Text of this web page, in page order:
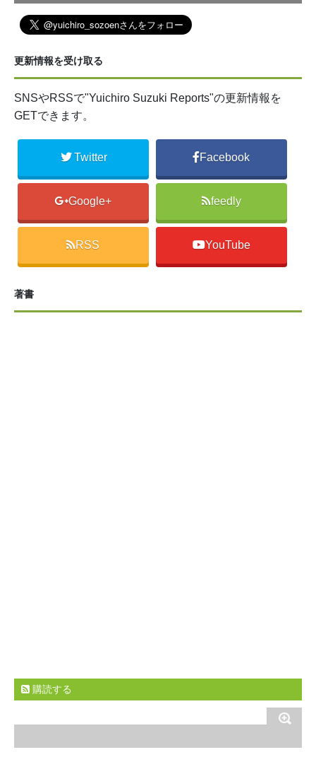
更新情報を受け取る
SNSやRSSで"Yuichiro Suzuki Reports"の更新情報を
GETできます。
Twitter Facebook
Google+ feedly
RSS YouTube
著書
購読する